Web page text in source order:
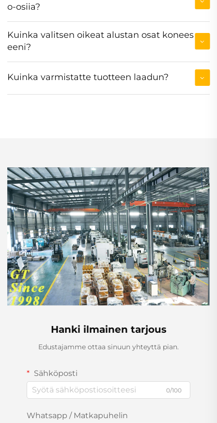
o-osiia?
Kuinka valitsen oikeat alustan osat konees
eeni?
Kuinka varmistatte tuotteen laadun?
Hanki ilmainen tarjous
Edustajamme ottaa sinuun yhteyttä pian.
Sähköposti
0/100
Whatsapp / Matkapuhelin